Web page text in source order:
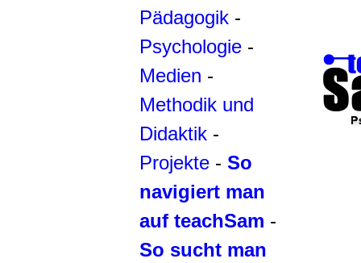
Pädagogik -
Psychologie -
Medien -
Methodik und
Didaktik -
Projekte - So
navigiert man
auf teachSam -
So sucht man